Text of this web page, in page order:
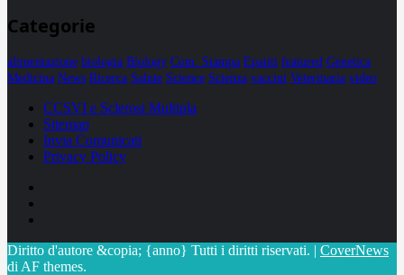
Categorie
alimentazione biologia Biology Com. Stampa Epatiti featured Genetica
Medicina News Ricerca Salute Science Scienza vaccini Veterinaria video
CCSVI e Sclerosi Multipla
Sitemap
Invia Comunicati
Privacy Policy
Diritto d'autore &copia; {anno} Tutti i diritti riservati. | CoverNews
di AF themes.